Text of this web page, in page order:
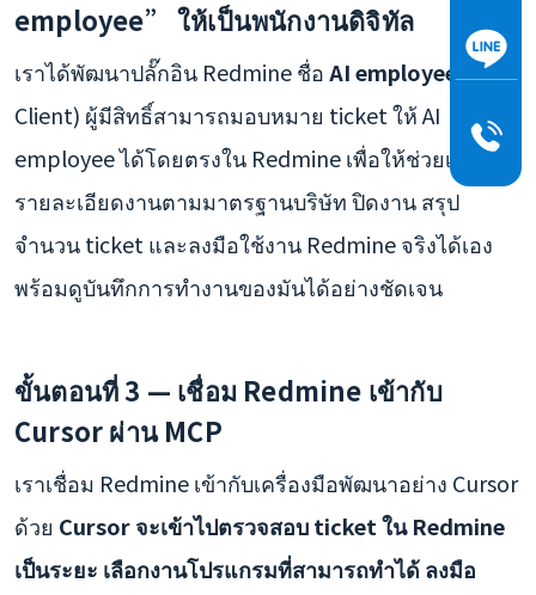
employee” ให้เป็นพนักงานดิจิทัล
เราได้พัฒนาปลั๊กอิน Redmine ชื่อAI employee(MCP
Client) ผู้มีสิทธิ์สามารถมอบหมาย ticket ให้ AI
employee ได้โดยตรงใน Redmine เพื่อให้ช่วยเขียน
รายละเอียดงานตามมาตรฐานบริษัท ปิดงาน สรุป
จำนวน ticket และลงมือใช้งาน Redmine จริงได้เอง
พร้อมดูบันทึกการทำงานของมันได้อย่างชัดเจน
ขั้นตอนที่ 3 — เชื่อม Redmine เข้ากับ
Cursor ผ่าน MCP
เราเชื่อม Redmine เข้ากับเครื่องมือพัฒนาอย่าง Cursor
ด้วย Cursor จะเข้าไปตรวจสอบ ticket ใน Redmine
เป็นระยะ เลือกงานโปรแกรมที่สามารถทำได้ ลงมือ